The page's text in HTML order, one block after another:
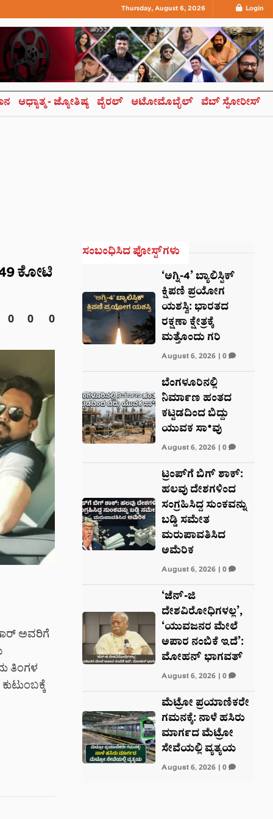
Thursday, August 6, 2026 Login
ಆಧ್ಯಾತ್ಮ- ಜ್ಯೋತಿಷ್ಯ ವೈರಲ್ ಆಟೋಮೊಬೈಲ್ ವೆಬ್ ಸ್ಟೋರೀಸ್
ಕೋಟಿ
0 0 0
ಅವರಿಗೆ
ತಿಂಗಳ
ಸಂಬಂಧಿಸಿದ ಪೋಸ್ಟ್‌ಗಳು
‘ಅಗ್ನಿ-4’ ಬ್ಯಾಲಿಸ್ಟಿಕ್
ಕ್ಷಿಪಣಿ ಪ್ರಯೋಗ
ಯಶಸ್ವಿ: ಭಾರತದ
ರಕ್ಷಣಾ ಕ್ಷೇತ್ರಕ್ಕೆ
ಮತ್ತೊಂದು ಗರಿ
August 6, 2026| 0
ಬೆಂಗಳೂರಿನಲ್ಲಿ
ನಿರ್ಮಾಣ ಹಂತದ
ಕಟ್ಟಡದಿಂದ ಬಿದ್ದು
ಯುವಕ ಸಾ*ವು
August 6, 2026| 0
ಟ್ರಂಪ್‌ಗೆ ಬಿಗ್ ಶಾಕ್:
ಹಲವು ದೇಶಗಳಿಂದ
ಸಂಗ್ರಹಿಸಿದ್ದ ಸುಂಕವನ್ನು
ಬಡ್ಡಿ ಸಮೇತ
ಮರುಪಾವತಿಸಿದ
ಅಮೆರಿಕ
August 6, 2026| 0
‘ಜೆನ್-ಜಿ
ದೇಶವಿರೋಧಿಗಳಲ್ಲ’,
‘ಯುವಜನರ ಮೇಲೆ
ಅಪಾರ ನಂಬಿಕೆ ಇದೆ’:
ಮೋಹನ್ ಭಾಗವತ್
August 6, 2026| 0
ಮೆಟ್ರೋ ಪ್ರಯಾಣಿಕರೇ
ಗಮನಕ್ಕೆ: ನಾಳೆ ಹಸಿರು
ಮಾರ್ಗದ ಮೆಟ್ರೋ
ಸೇವೆಯಲ್ಲಿ ವ್ಯತ್ಯಯ
August 6, 2026| 0